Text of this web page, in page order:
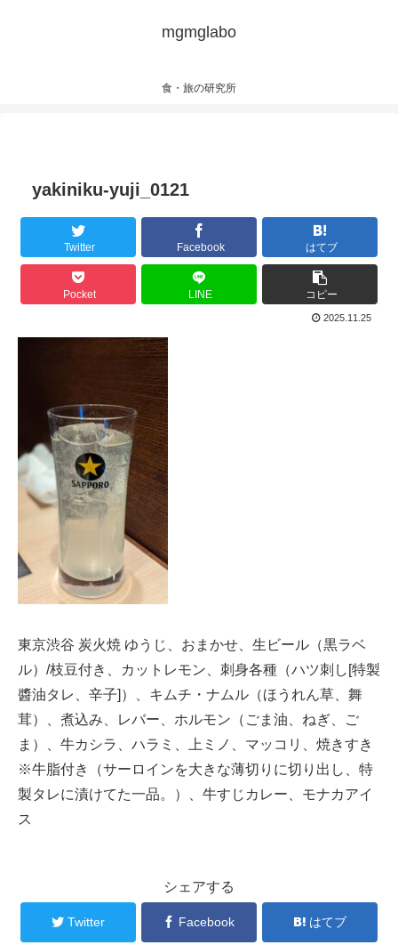
mgmglabo
食・旅の研究所
yakiniku-yuji_0121
Twitter Facebook はてブ
Pocket LINE コピー
2025.11.25
東京渋谷 炭火焼 ゆうじ、おまかせ、生ビール（黒ラベ
ル）/枝豆付き、カットレモン、刺身各種（ハツ刺し[特製
醬油タレ、辛子]）、キムチ・ナムル（ほうれん草、舞
茸）、煮込み、レバー、ホルモン（ごま油、ねぎ、ご
ま）、牛カシラ、ハラミ、上ミノ、マッコリ、焼きすき
※牛脂付き（サーロインを大きな薄切りに切り出し、特
製タレに漬けてた一品。）、牛すじカレー、モナカアイ
ス
シェアする
Twitter Facebook はてブ